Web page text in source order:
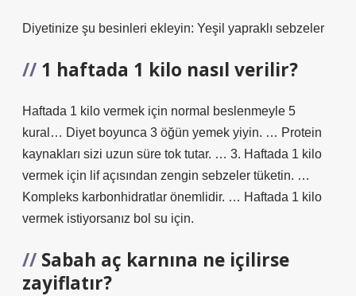
Diyetinize şu besinleri ekleyin: Yeşil yapraklı sebzeler
1 haftada 1 kilo nasıl verilir?
Haftada 1 kilo vermek için normal beslenmeyle 5
kural… Diyet boyunca 3 öğün yemek yiyin. … Protein
kaynakları sizi uzun süre tok tutar. … 3. Haftada 1 kilo
vermek için lif açısından zengin sebzeler tüketin. …
Kompleks karbonhidratlar önemlidir. … Haftada 1 kilo
vermek istiyorsanız bol su için.
Sabah aç karnına ne içilirse
zayiflatır?